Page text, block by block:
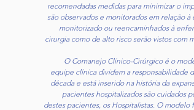
recomendadas medidas para minimizar o
são observados e monitorados em relação
monitorizado ou reencaminhados à
cirurgia como de alto risco serão vistos com
O Comanejo Clínico-Cirúrgico é o
equipe clínica dividem a responsabilidade
década e está inserido na história da
pacientes hospitalizados são cuidados
destes pacientes, os Hospitalistas. O